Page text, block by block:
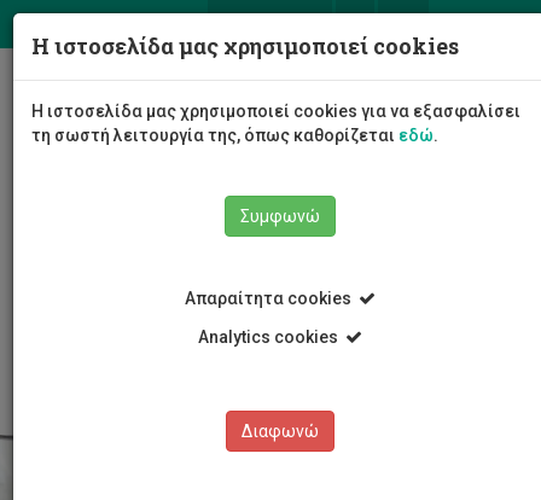
Προγράμματα Πτυχίου-4 Έτη
Μηχανικών Ηλεκτρονικών Υπολογιστών και
Η ιστοσελίδα μας χρησιμοποιεί cookies
Η ιστοσελίδα μας χρησιμοποιεί cookies για να εξασφαλίσει
τη σωστή λειτουργία της, όπως καθορίζεται εδώ.
Συμφωνώ
Απαραίτητα cookies
Analytics cookies
Διαφωνώ